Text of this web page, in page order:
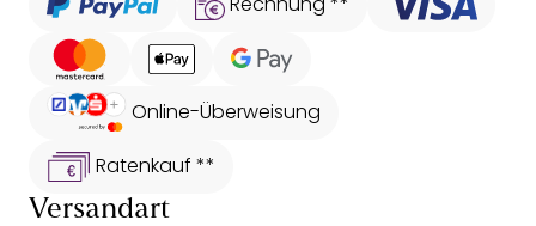
Yoga-Tops, die eng am Körper anliegen und in
jeder Yogapose perfekt sitzen
Online-Überweisung
Ratenkauf **
Versandart